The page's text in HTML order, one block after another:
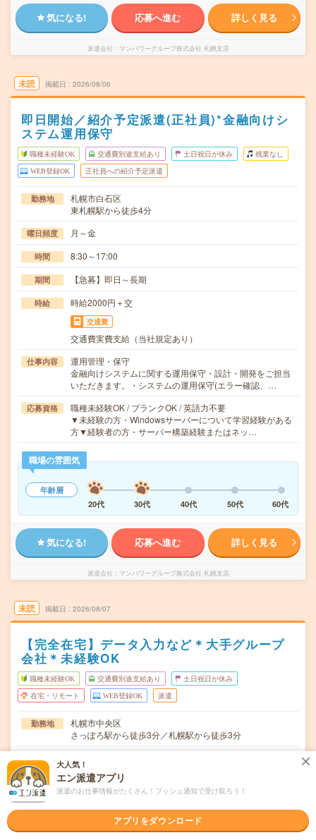
気になる! 応募へ進む 詳しく見る
派遣会社 マンパワーグループ株式会社 札幌支店
未読 掲載日 2026/08/06
即日開始／紹介予定派遣(正社員)*金融向けシ
ステム運用保守
職種未経験OK 交通費別途支給あり 土日祝日が休み 残業なし
WEB登録OK 正社員への紹介予定派遣
勤務地
札幌市白石区
東札幌駅から徒歩4分
曜日頻度 月～金
時間 8:30～17:00
期間 【急募】即日～長期
時給 時給2000円＋交
交通費
交通費実費支給（当社規定あり）
仕事内容
運用管理・保守
金融向けシステムに関する運用保守・設計・開発をご担当
いただきます。・システムの運用保守(エラー確認、…
応募資格
職種未経験OK / ブランクOK / 英語力不要
▼未経験の方・Windowsサーバーについて学習経験がある
方▼経験者の方・サーバー構築経験またはネッ…
職場の雰囲気
年齢層
20代
30代 40代 50代 60代
気になる! 応募へ進む 詳しく見る
派遣会社 マンパワーグループ株式会社 札幌支店
未読 掲載日 2026/08/07
【完全在宅】データ入力など＊大手グループ
会社＊未経験OK
職種未経験OK 交通費別途支給あり 土日祝日が休み
在宅・リモート WEB登録OK 派遣
勤務地
札幌市中央区
さっぽろ駅から徒歩3分／札幌駅から徒歩3分
曜日頻度
時間
9:30～18:15 ※残業は月10～20時間程度。※休憩は交代60
分です。
【急募】即日～長期
大人気！
エン派遣アプリ
派遣のお仕事情報がたくさん！プッシュ通知で受け取ろう！
アプリをダウンロード